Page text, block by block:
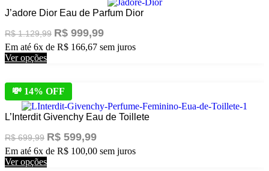
Parfum
J’adore Dior Eau de Parfum Dior
R$1.129,99 O
preço
original
R$ 999,99O
atual
Em até 6x de R$ 166,67 sem juros
Ver opçõesEste
várias
variantes.
As
opções
podem
ser
escolhidas
na
💸 14% OFF
L’Interdit Givenchy Eau de Toillete
R$699,99 O
preço
original
era:
R$ 599,99O
atual
Em até 6x de R$ 100,00 sem juros
Ver opçõesEste